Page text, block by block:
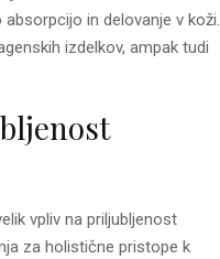
in delovanje v koži.
izdelkov, ampak tudi
vpliv na priljubljenost
za holistične pristope k